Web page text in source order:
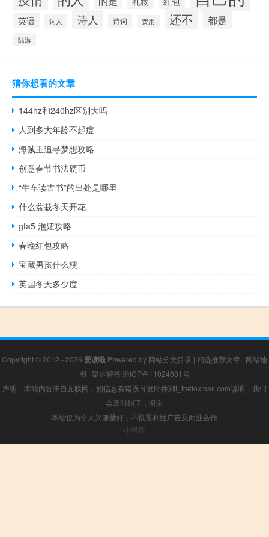
英语 词人 诗人 诗词 费用 还不 都是
陆游
猜你想看的文章
144hz和240hz区别大吗
人到多大年龄不起痘
海贼王追寻梦想攻略
创意春节书法硬币
“牛车读古书”的出处是哪里
什么盆栽冬天开花
gta5 泡妞攻略
春晚红包攻略
宝藏男孩什么梗
英国冬天多少度
Copyright © 2012 - 2026 爱读啦 Powered by 网站分类目录 | 精选推荐文章 | 网站地
图 | 疑难解答 浙ICP备11024601号
声明：本站内容来自互联网，如信息有错误可发邮件到f_fb#foxmail.com说明，我们
会及时纠正，谢谢
本站仅为个人兴趣爱好，不接盈利性广告及商业合作
小男孩